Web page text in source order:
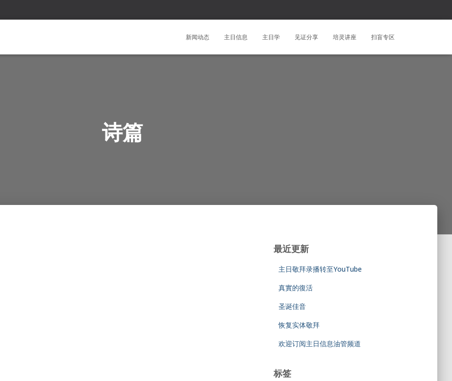
新闻动态 主日信息 主日学 见证分享 培灵讲座 扫盲专区
诗篇
最近更新
主日敬拜录播转至YouTube
真實的復活
圣诞佳音
恢复实体敬拜
欢迎订阅主日信息油管频道
标签